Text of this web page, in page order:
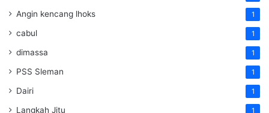
Angin kencang lhoks 1
cabul 1
dimassa 1
PSS Sleman 1
Dairi 1
Langkah Jitu 1